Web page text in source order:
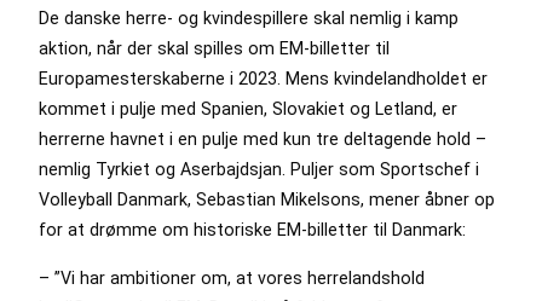
De danske herre- og kvindespillere skal nemlig i kamp
aktion, når der skal spilles om EM-billetter til
Europamesterskaberne i 2023. Mens kvindelandholdet er
kommet i pulje med Spanien, Slovakiet og Letland, er
herrerne havnet i en pulje med kun tre deltagende hold –
nemlig Tyrkiet og Aserbajdsjan. Puljer som Sportschef i
Volleyball Danmark, Sebastian Mikelsons, mener åbner op
for at drømme om historiske EM-billetter til Danmark:
– ”Vi har ambitioner om, at vores herrelandshold